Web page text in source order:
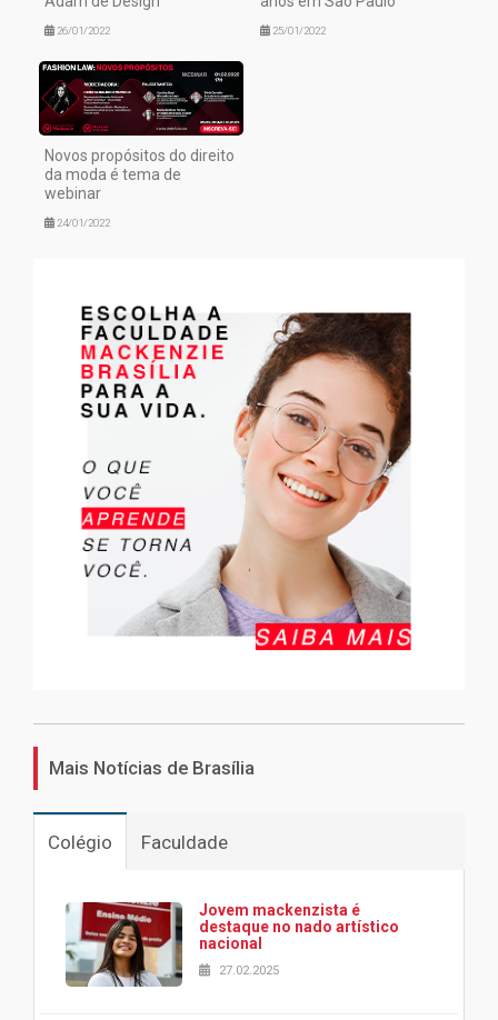
26/01/2022 25/01/2022
Novos propósitos do direito
da moda é tema de
webinar
24/01/2022
Mais Notícias de Brasília
Colégio Faculdade
Jovem mackenzista é
destaque no nado artístico
nacional
27.02.2025